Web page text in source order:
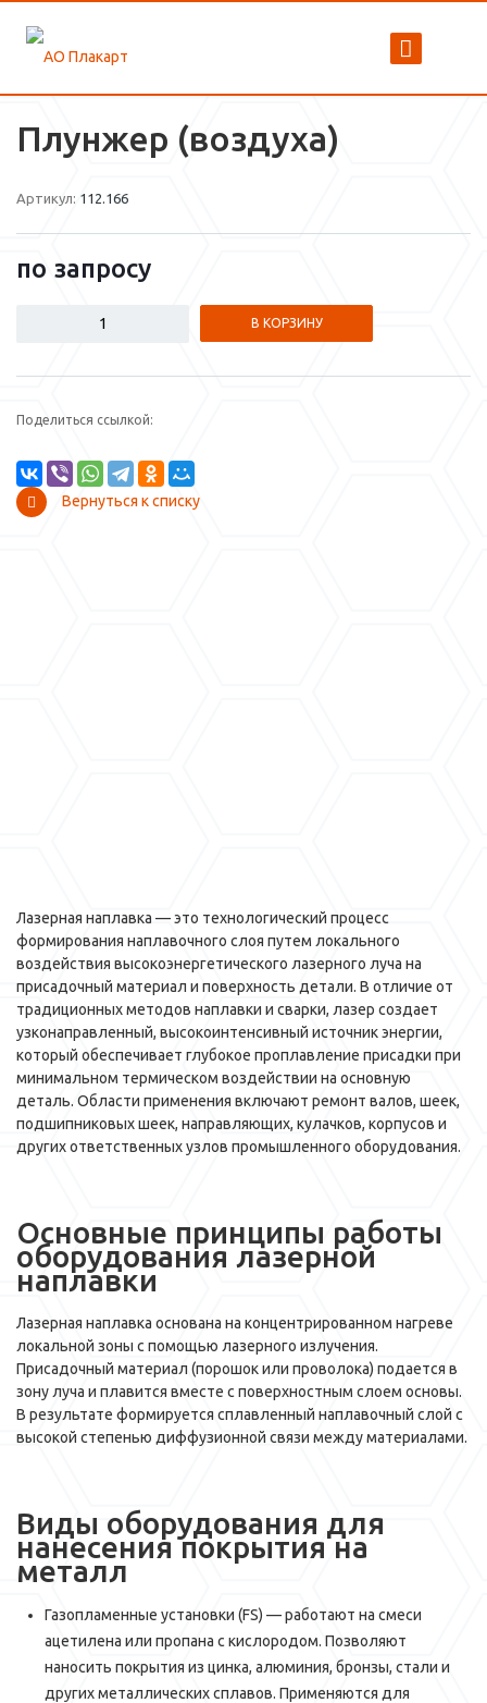
Плунжер (воздуха)
Артикул: 112.166
по запросу
В КОРЗИНУ
Поделиться ссылкой:
Вернуться к списку
Лазерная наплавка — это технологический процесс
формирования наплавочного слоя путем локального
воздействия высокоэнергетического лазерного луча на
присадочный материал и поверхность детали. В отличие от
традиционных методов наплавки и сварки, лазер создает
узконаправленный, высокоинтенсивный источник энергии,
который обеспечивает глубокое проплавление присадки при
минимальном термическом воздействии на основную
деталь. Области применения включают ремонт валов, шеек,
подшипниковых шеек, направляющих, кулачков, корпусов и
других ответственных узлов промышленного оборудования.
Основные принципы работы
оборудования лазерной
наплавки
Лазерная наплавка основана на концентрированном нагреве
локальной зоны с помощью лазерного излучения.
Присадочный материал (порошок или проволока) подается в
зону луча и плавится вместе с поверхностным слоем основы.
В результате формируется сплавленный наплавочный слой с
высокой степенью диффузионной связи между материалами.
Виды оборудования для
нанесения покрытия на
металл
Газопламенные установки (FS) — работают на смеси
ацетилена или пропана с кислородом. Позволяют
наносить покрытия из цинка, алюминия, бронзы, стали и
других металлических сплавов. Применяются для